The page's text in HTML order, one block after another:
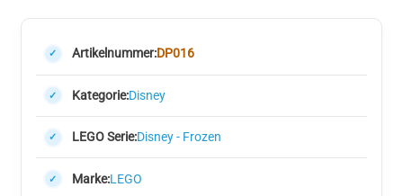
Artikelnummer:DP016
Kategorie:Disney
LEGO Serie:Disney - Frozen
Marke:LEGO